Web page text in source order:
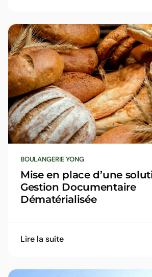
BOULANGERIE YONG
Mise en place d’une
Gestion Documentaire
Dématérialisée
Lire la suite
Démarrer le
ligne
Afin de nous permettre de mener
Teamviewer en cliquant sur le